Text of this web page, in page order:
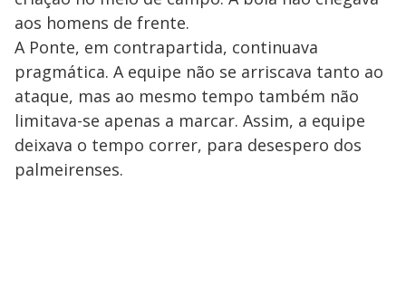
aos homens de frente.
A Ponte, em contrapartida, continuava
pragmática. A equipe não se arriscava tanto ao
ataque, mas ao mesmo tempo também não
limitava-se apenas a marcar. Assim, a equipe
deixava o tempo correr, para desespero dos
palmeirenses.